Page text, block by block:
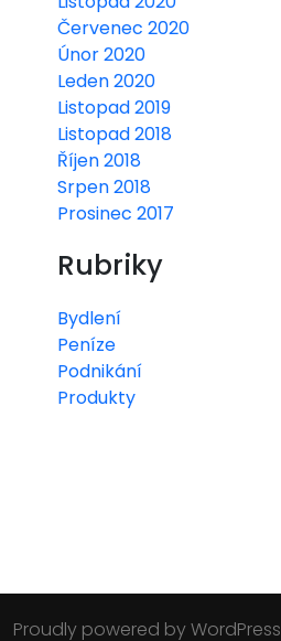
Červenec 2020
Únor 2020
Leden 2020
Listopad 2019
Listopad 2018
Říjen 2018
Srpen 2018
Prosinec 2017
Rubriky
Bydlení
Peníze
Podnikání
Produkty
Proudly powered by WordPress